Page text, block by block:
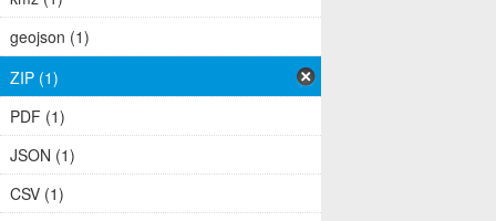
geojson (1)
ZIP (1)
PDF (1)
JSON (1)
CSV (1)